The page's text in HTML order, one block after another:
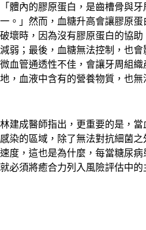
「體內的膠原蛋白，是齒槽骨與
一。」然而，血糖升高會讓膠原
破壞時，因為沒有膠原蛋白的協
減弱；最後，血糖無法控制，也會
微血管通透性不佳，會讓牙周組
地，血液中含有的營養物質，也無
林建成醫師指出，更重要的是，
感染的區域，除了無法對抗細菌
速度，這也是為什麼，每當糖尿病
就必須將癒合力列入風險評估中的